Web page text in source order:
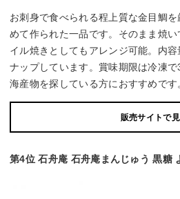
お刺身で食べられる程上質な金目鯛
めて作られた一品です。そのまま焼
イル焼きとしてもアレンジ可能。内
ナップしています。賞味期限は冷凍
海産物を探している方におすすめです
販売サイトで
第4位 石舟庵 石舟庵まんじゅう 黒糖